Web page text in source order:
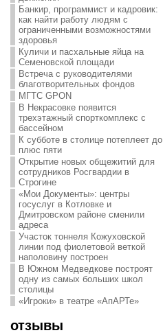
Банкир, программист и кадровик:
как найти работу людям с
ограниченными возможностями
здоровья
Куличи и пасхальные яйца на
Семеновской площади
Встреча с руководителями
благотворительных фондов
МГТС GPON
В Некрасовке появится
трехэтажный спорткомплекс с
бассейном
К субботе в столице потеплеет до
плюс пяти
Открытие новых общежитий для
сотрудников Росгвардии в
Строгине
«Мои Документы»: центры
госуслуг в Котловке и
Дмитровском районе сменили
адреса
Участок тоннеля Кожуховской
линии под фиолетовой веткой
наполовину построен
В Южном Медведкове построят
одну из самых больших школ
столицы
«Игроки» в театре «АпАРТе»
отзывы